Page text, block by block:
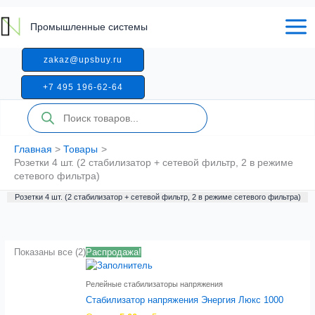
к
содержимому
Промышленные системы
zakaz@upsbuy.ru
+7 495 196-62-64
Поиск
товаров
Главная
Товары
Розетки 4 шт. (2 стабилизатор + сетевой фильтр, 2 в режиме
сетевого фильтра)
Розетки 4 шт. (2 стабилизатор + сетевой фильтр, 2 в режиме сетевого фильтра)
Показаны все (2)Распродажа!
Релейные стабилизаторы напряжения
Стабилизатор напряжения Энергия Люкс 1000